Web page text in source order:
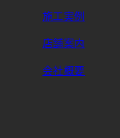
施工実例
店舗案内
会社概要